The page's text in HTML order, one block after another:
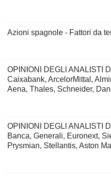
Azioni spagnole - Fattori da
OPINIONI DEGLI ANALISTI
Caixabank, ArcelorMittal,
Aena, Thales, Schneider,
OPINIONI DEGLI ANALISTI
Banca, Generali, Euronext,
Prysmian, Stellantis, Aston